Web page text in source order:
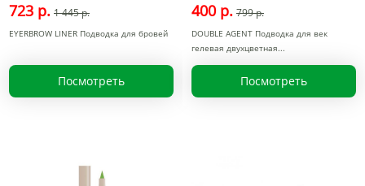
723 р. 1 445 р.
EYERBROW LINER Подводка для бровей
Посмотреть
400 р. 799 р.
DOUBLE AGENT Подводка для век
гелевая двухцветная
Посмотреть